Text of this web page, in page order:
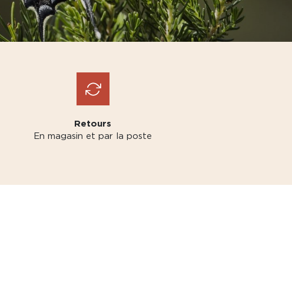
Retours
En magasin et par la poste